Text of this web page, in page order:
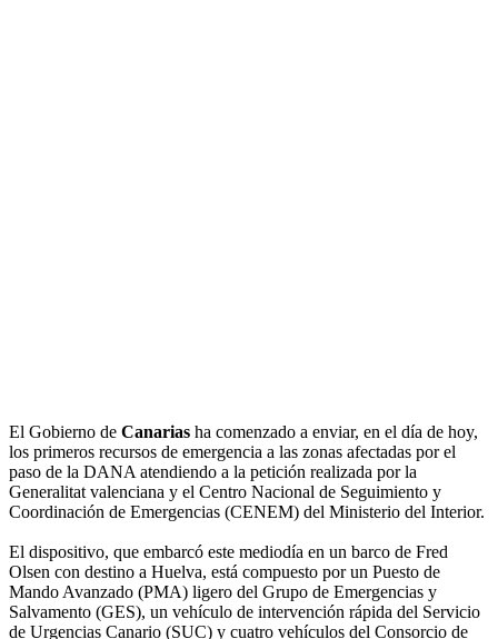
El Gobierno de Canarias ha comenzado a enviar, en el día de hoy,
los primeros recursos de emergencia a las zonas afectadas por el
paso de la DANA atendiendo a la petición realizada por la
Generalitat valenciana y el Centro Nacional de Seguimiento y
Coordinación de Emergencias (CENEM) del Ministerio del Interior.
El dispositivo, que embarcó este mediodía en un barco de Fred
Olsen con destino a Huelva, está compuesto por un Puesto de
Mando Avanzado (PMA) ligero del Grupo de Emergencias y
Salvamento (GES), un vehículo de intervención rápida del Servicio
de Urgencias Canario (SUC) y cuatro vehículos del Consorcio de